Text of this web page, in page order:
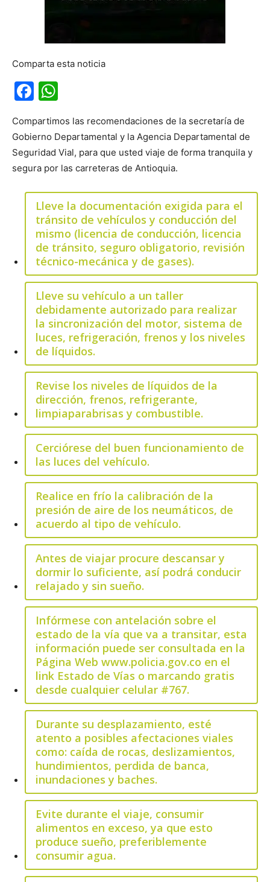
Comparta esta noticia
Facebook
Compartimos las recomendaciones de la secretaría de
Gobierno Departamental y la Agencia Departamental de
Seguridad Vial, para que usted viaje de forma tranquila y
segura por las carreteras de Antioquia.
Lleve la documentación exigida para el
tránsito de vehículos y conducción del
mismo (licencia de conducción, licencia
de tránsito, seguro obligatorio, revisión
técnico-mecánica y de gases).
Lleve su vehículo a un taller
debidamente autorizado para realizar
la sincronización del motor, sistema de
luces, refrigeración, frenos y los niveles
de líquidos.
Revise los niveles de líquidos de la
dirección, frenos, refrigerante,
limpiaparabrisas y combustible.
Cerciórese del buen funcionamiento de
las luces del vehículo.
Realice en frío la calibración de la
presión de aire de los neumáticos, de
acuerdo al tipo de vehículo.
Antes de viajar procure descansar y
dormir lo suficiente, así podrá conducir
relajado y sin sueño.
Infórmese con antelación sobre el
estado de la vía que va a transitar, esta
información puede ser consultada en la
Página Web www.policia.gov.co en el
link Estado de Vías o marcando gratis
desde cualquier celular #767.
Durante su desplazamiento, esté
atento a posibles afectaciones viales
como: caída de rocas, deslizamientos,
hundimientos, perdida de banca,
inundaciones y baches.
Evite durante el viaje, consumir
alimentos en exceso, ya que esto
produce sueño, preferiblemente
consumir agua.